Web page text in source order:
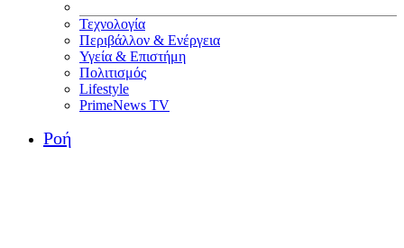
Τεχνολογία
Περιβάλλον & Ενέργεια
Υγεία & Επιστήμη
Πολιτισμός
Lifestyle
PrimeNews TV
Ροή